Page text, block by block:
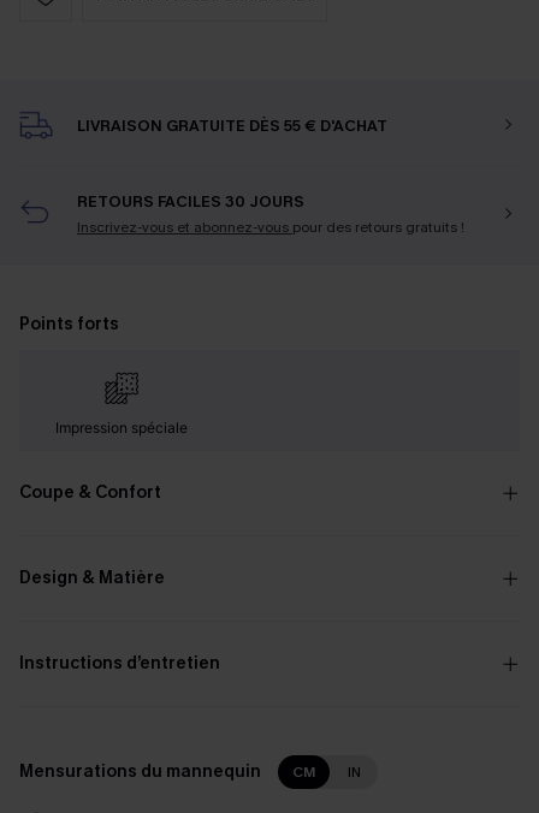
LIVRAISON GRATUITE DÈS 55 € D'ACHAT
RETOURS FACILES 30 JOURS
Inscrivez-vous et abonnez-vous pour des retours gratuits !
Points forts
Impression spéciale
Coupe & Confort
Design & Matière
Instructions d’entretien
Mensurations du mannequin CM IN